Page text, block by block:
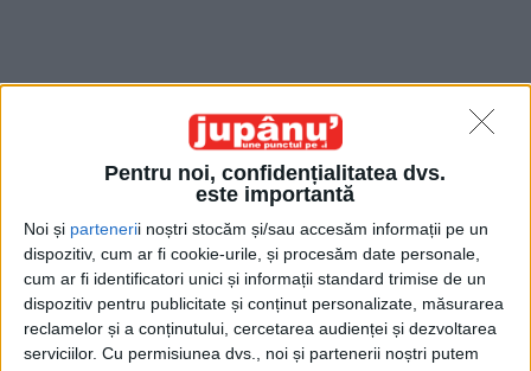
Pentru noi, confidențialitatea dvs.
este importantă
Noi și partenerii noștri stocăm și/sau accesăm informații pe un
dispozitiv, cum ar fi cookie-urile, și procesăm date personale,
cum ar fi identificatori unici și informații standard trimise de un
dispozitiv pentru publicitate și conținut personalizate, măsurarea
reclamelor și a conținutului, cercetarea audienței și dezvoltarea
serviciilor. Cu permisiunea dvs., noi și partenerii noștri putem